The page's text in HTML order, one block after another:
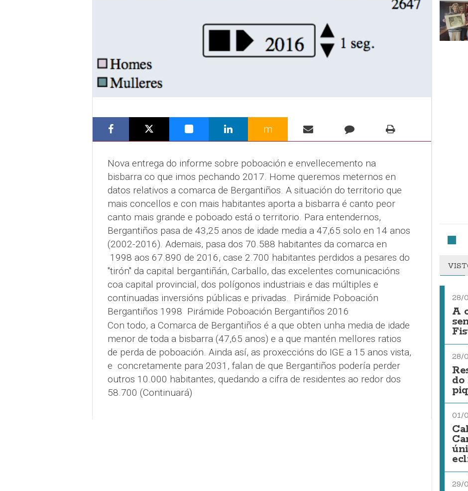
m
Nova entrega do informe sobre poboación e envellecemento na
bisbarra co que imos pechando 2017. Home queremos meternos en
datos relativos a comarca de Bergantiños. A situación do territorio que
mais concellos e con mais habitantes aporta a bisbarra é canto peor
canto mais grande e poboado está o territorio. Para entendernos,
Bergantiños pasa de 43,25 anos de idade media a 47,65 solo en 14 anos
(2002-2016). Ademais, pasa dos 70.588 habitantes da comarca en
1998 aos 67.890 de 2016, case 2.700 habitantes perdidos a pesares do
"tirón" da capital bergantiñán, Carballo, das excelentes comunicacións
coa capital provincial, dos polígonos industriais e das múltiples e
continuadas inversións públicas e privadas. Pirámide Poboación
Bergantiños 1998 Pirámide Poboación Bergantiños 2016
Con todo, a Comarca de Bergantiños é a que obten unha media de idade
menor de toda a bisbarra (47,65 anos) e a que mantén mellores ratios
de perda de poboación. Ainda así, as proxeccións do IGE a 15 anos vista,
e concretamente para 2031, falan de que Bergantiños podería perder
outros 10.000 habitantes, quedando a cifra de residentes ao redor dos
58.700 (Continuará)
28/
A
28/
do
01/
29/